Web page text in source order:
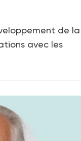
de la
avec les